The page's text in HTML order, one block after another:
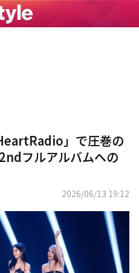
」で圧巻の
フルアルバムへの
2026/06/13 19:12